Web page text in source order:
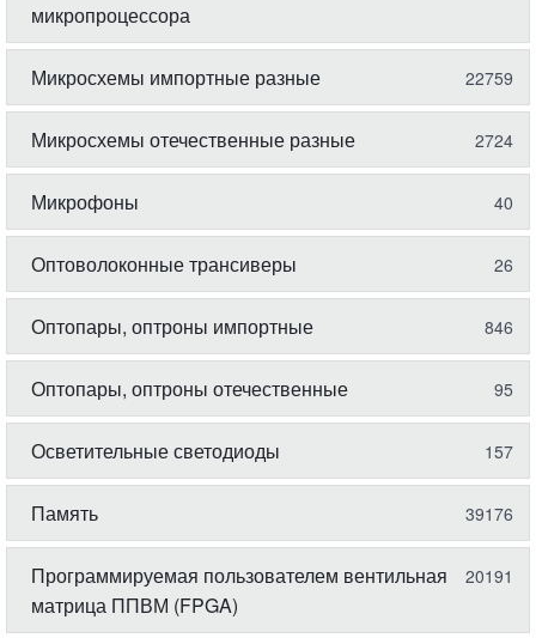
микропроцессора
Микросхемы импортные разные 22759
Микросхемы отечественные разные 2724
Микрофоны 40
Оптоволоконные трансиверы 26
Оптопары, оптроны импортные 846
Оптопары, оптроны отечественные 95
Осветительные светодиоды 157
Память 39176
Программируемая пользователем вентильная
матрица ППВМ (FPGA)
20191